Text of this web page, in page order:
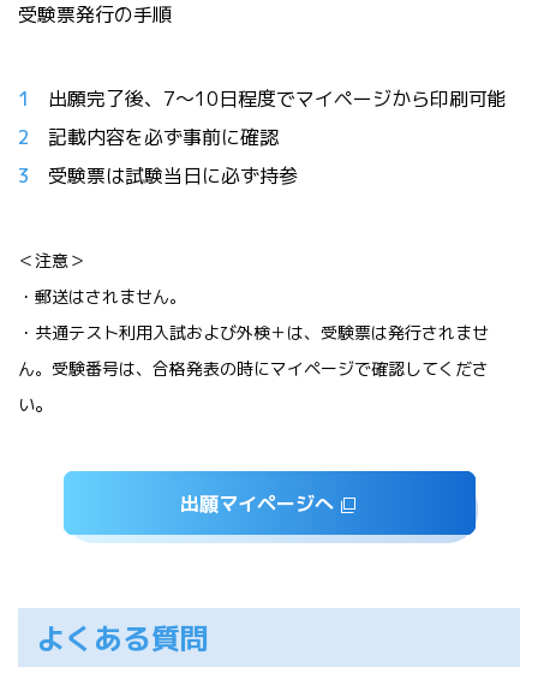
受験票発行の手順
出願完了後、7～10日程度でマイページから印刷可能
記載内容を必ず事前に確認
受験票は試験当日に必ず持参
＜注意＞
・郵送はされません。
・共通テスト利用入試および外検＋は、受験票は発行されませ
ん。受験番号は、合格発表の時にマイページで確認してくださ
い。
出願マイページへ
よくある質問